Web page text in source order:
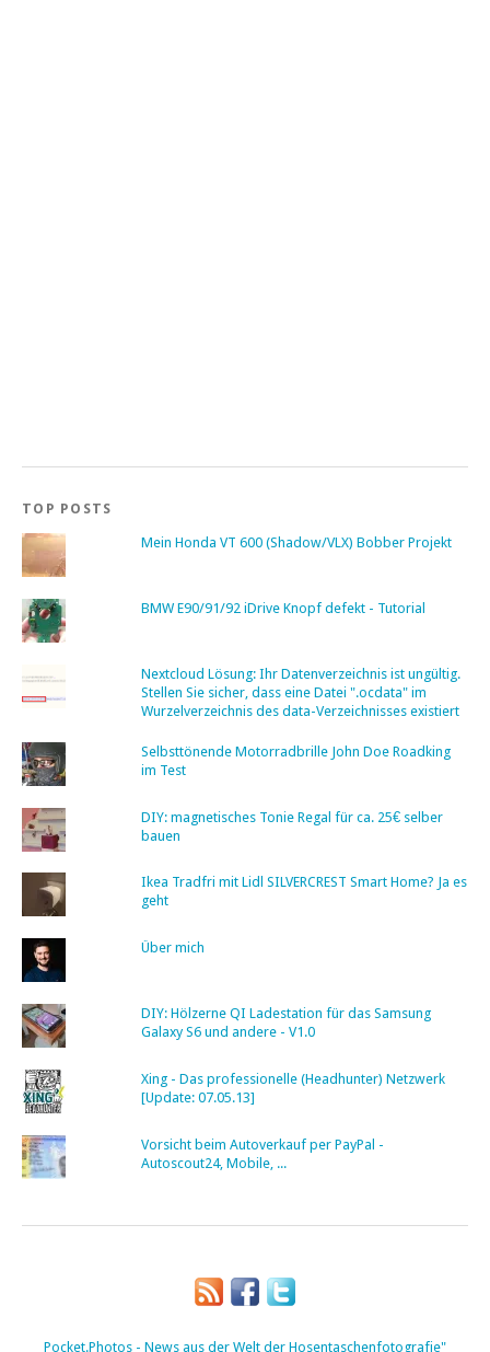
TOP POSTS
Mein Honda VT 600 (Shadow/VLX) Bobber Projekt
BMW E90/91/92 iDrive Knopf defekt - Tutorial
Nextcloud Lösung: Ihr Datenverzeichnis ist ungültig.
Stellen Sie sicher, dass eine Datei ".ocdata" im
Wurzelverzeichnis des data-Verzeichnisses existiert
Selbsttönende Motorradbrille John Doe Roadking
im Test
DIY: magnetisches Tonie Regal für ca. 25€ selber
bauen
Ikea Tradfri mit Lidl SILVERCREST Smart Home? Ja es
geht
Über mich
DIY: Hölzerne QI Ladestation für das Samsung
Galaxy S6 und andere - V1.0
Xing - Das professionelle (Headhunter) Netzwerk
[Update: 07.05.13]
Vorsicht beim Autoverkauf per PayPal -
Autoscout24, Mobile, ...
Pocket.Photos - News aus der Welt der Hosentaschenfotografie"